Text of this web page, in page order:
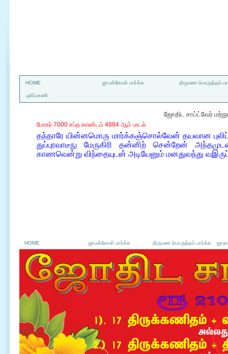
HOME ஜாமக்கோள் பார்க்க திருமண பொருத்தம்
புலிப்பாணி
ஜோதிட சாப்ட்வேர்
போகர் 7000 சப்த காண்டம் 4884 ஆம் பாடல்
தந்தாரே யின்னமொரு மார்க்கஞ்சொல்வேன் தயவான
துப்புரவாடீநு மேருகிரி தன்னிற் சென்றேன்
காணவென்று விந்தையுடன் அடியேனும் மனதுவந்து
HOME ஜாமக்கோள் பார்க்க திருமண பொருத்தம் பார்க்க